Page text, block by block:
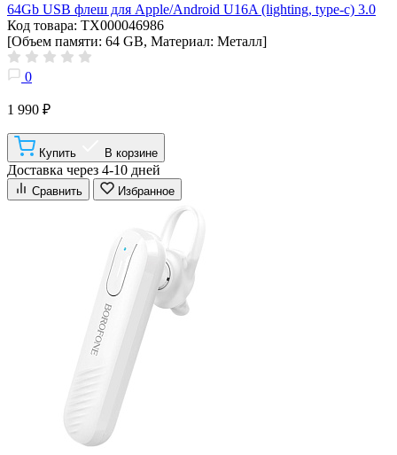
64Gb USB флеш для Apple/Android U16A (lighting, type-c) 3.0
Код товара: ТХ000046986
[Объем памяти: 64 GB, Материал: Металл]
0
1 990 ₽
Купить В корзине
Доставка через 4-10 дней
Сравнить Избранное